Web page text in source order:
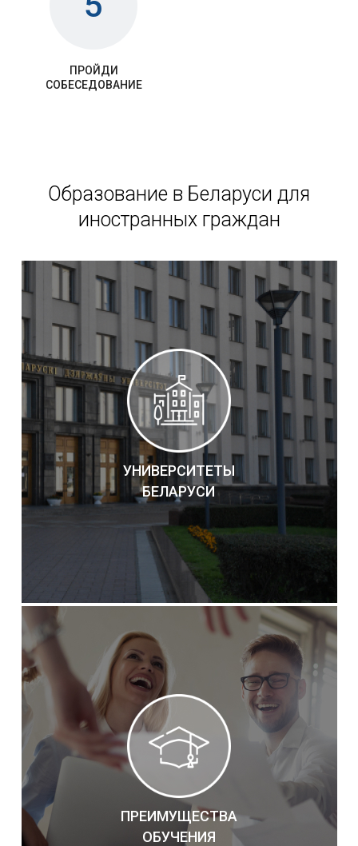
ПРОЙДИ
СОБЕСЕДОВАНИЕ
Образование в Беларуси для
иностранных граждан
УНИВЕРСИТЕТЫ
БЕЛАРУСИ
ПРЕИМУЩЕСТВА
ОБУЧЕНИЯ